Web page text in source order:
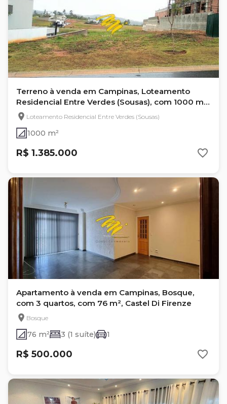
Terreno à venda em Campinas, Loteamento
Residencial Entre Verdes (Sousas), com 1000 m²,
Entre Verdes
Loteamento Residencial Entre Verdes (Sousas)
1000 m²
R$ 1.385.000
Apartamento à venda em Campinas, Bosque,
com 3 quartos, com 76 m², Castel Di Firenze
Bosque
76 m² 3 (1 suíte) 1
R$ 500.000